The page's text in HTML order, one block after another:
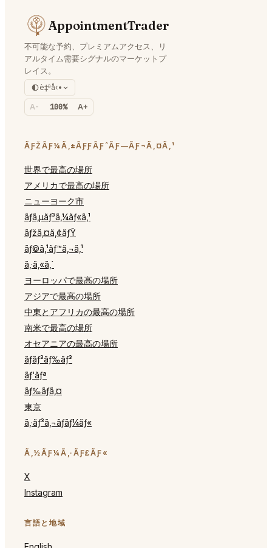
AppointmentTrader
不可能な予約、プレミアムアクセス、リ
アルタイム需要シグナルのマーケットプ
レイス。
è‡ªå‹•
A- 100% A+
ÃƑŽÃƑ¼Ã‚±ÃƑƑÃƑˆÃƑ—ÃƑ¬Ã‚¤Ã‚¹
世界で最高の場所
アメリカで最高の場所
ニューヨーク市
ãƒ­ã‚µãƒ³ã‚¼ãƒ«ã‚¹
ãƒžã‚¤ã‚¢ãƒŸ
ãƒ©ã‚¹ãƒ™ã‚¬ã‚¹
ã‚·ã‚«ã‚´
ヨーロッパで最高の場所
アジアで最高の場所
中東とアフリカの最高の場所
南米で最高の場所
オセアニアの最高の場所
ãƒ­ãƒ³ãƒ‰ãƒ³
ãƒ‘ãƒª
ãƒ‰ãƒã‚¤
東京
ã‚·ãƒ³ã‚¬ãƒãƒ¼ãƒ«
Ã‚½ÃƑ¼Ã‚·ÃƑ£ÃƑ«
X
Instagram
言語と地域